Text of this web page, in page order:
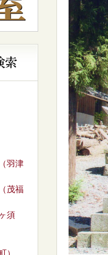
羽津
茂福
須